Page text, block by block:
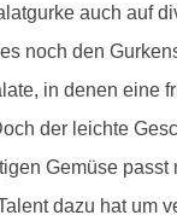
auch auf
noch den
in denen eine
der leichte
Gemüse passt
dazu hat um